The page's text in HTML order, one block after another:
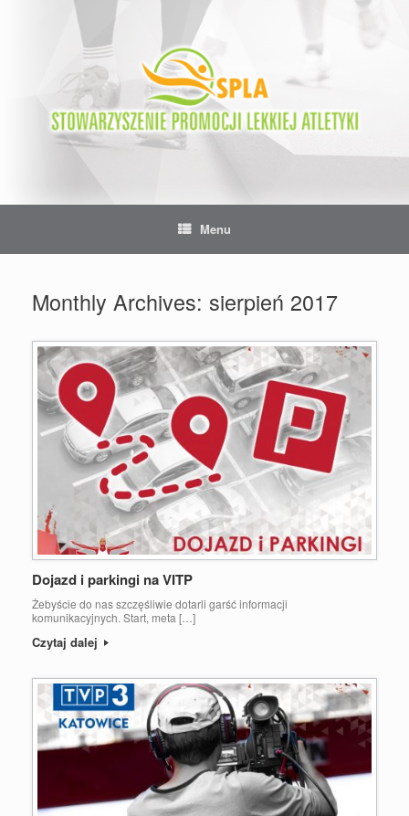
Menu
Monthly Archives: sierpień 2017
Dojazd i parkingi na VITP
Żebyście do nas szczęśliwie dotarli garść informacji
komunikacyjnych. Start, meta […]
Czytaj dalej